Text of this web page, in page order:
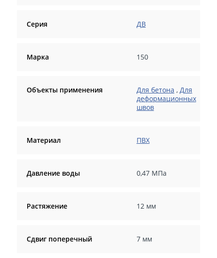
Серия ДВ
Марка 150
Объекты применения Для бетона , Для
деформационных
швов
Материал ПВХ
Давление воды 0,47 МПа
Растяжение 12 мм
Сдвиг поперечный 7 мм